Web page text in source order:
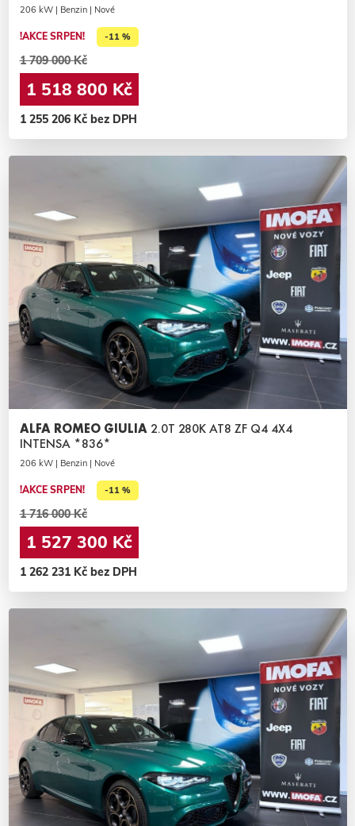
206 kW | Benzin | Nové
!AKCE SRPEN! -11 %
1 709 000 Kč
1 518 800 Kč
1 255 206 Kč bez DPH
ALFA ROMEO GIULIA 2.0T 280K AT8 ZF Q4 4X4
INTENSA *836*
206 kW | Benzin | Nové
!AKCE SRPEN! -11 %
1 716 000 Kč
1 527 300 Kč
1 262 231 Kč bez DPH